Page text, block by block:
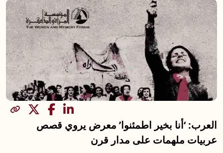
العرب: ‘أنا بخير اطمئنوا’ معرض يروي قصص
عربيات ملهمات على مدار قرن
مشاركة